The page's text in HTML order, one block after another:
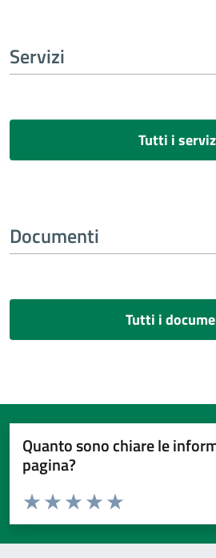
Servizi
Tutti i
Documenti
Tutti i
Quanto sono chiare le
pagina?
Valuta da 1 a 5 stelle la pagina
Valuta 5 stelle su 5
Valuta 4 stelle su 5
Valuta 3 stelle su 5
Valuta 2 stelle su 5
Valuta 1 stelle su 5